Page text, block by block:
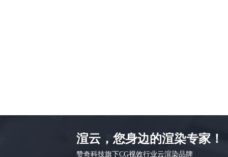
渲云，您身边的渲染专家！
赞奇科技旗下CG视效行业云渲染品牌